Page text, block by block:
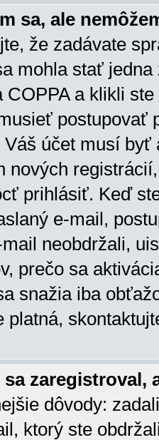
sa, ale
že zadávate
mohla stať
COPPA a klikli
postupovať
účet musí
nových
prihlásiť. Keď
e-mail,
neobdržali,
prečo sa
snažia iba
platná,
zaregistroval,
dôvody:
ktorý ste